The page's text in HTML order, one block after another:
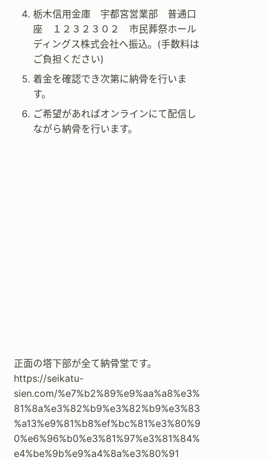
栃木信用金庫 宇都宮営業部 普通口
座 １２３２３０２ 市民葬祭ホール
ディングス株式会社へ振込。(手数料は
ご負担ください)
着金を確認でき次第に納骨を行いま
す。
ご希望があればオンラインにて配信し
ながら納骨を行います。
正面の塔下部が全て納骨堂です。
https://seikatu-
sien.com/%e7%b2%89%e9%aa%a8%e3%
81%8a%e3%82%b9%e3%82%b9%e3%83
%a13%e9%81%b8%ef%bc%81%e3%80%9
0%e6%96%b0%e3%81%97%e3%81%84%
e4%be%9b%e9%a4%8a%e3%80%91